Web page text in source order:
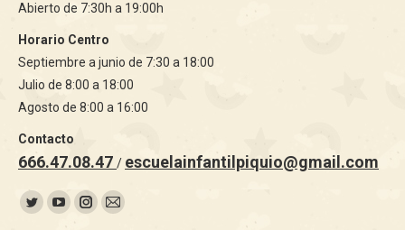
Abierto de 7:30h a 19:00h
Horario Centro
Septiembre a junio de 7:30 a 18:00
Julio de 8:00 a 18:00
Agosto de 8:00 a 16:00
Contacto
666.47.08.47 / escuelainfantilpiquio@gmail.com
Encuéntranos en:
TwitterYouTubeInstagram
Mail